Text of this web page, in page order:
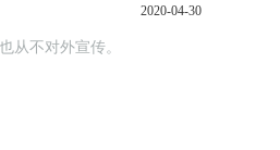
2020-04-30
从不对外宣传。